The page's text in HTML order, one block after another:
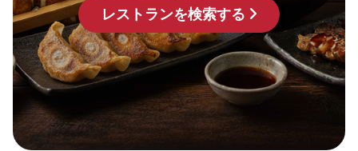
レストランを検索する